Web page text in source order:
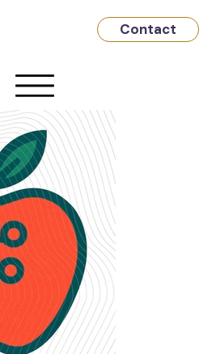
Contact